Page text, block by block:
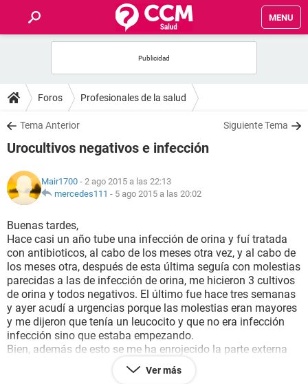
MENU
FOROS
SALUD
NUTRICIÓN
BIENESTAR
SEXUALIDAD
GLOSARIO
Foros Profesionales de la salud
Tema Anterior Siguiente Tema
Urocultivos negativos e infección
Mair1700 - 2 ago 2015 a las 22:13
mercedes111 - 5 ago 2015 a las 20:02
Buenas tardes,
Hace casi un año tube una infección de orina y fuí tratada
con antibioticos, al cabo de los meses otra vez, y al cabo de
los meses otra, después de esta última seguía con molestias
parecidas a las de infección de orina, me hicieron 3 cultivos
de orina y todos negativos. El último fue hace tres semanas
y ayer acudí a urgencias porque las molestias eran mayores
y me dijeron que tenía un leucocito y que no era infección
infección sino que estaba empezando.
Bien, además de esto se me ha enrojecido la parte externa
de la vagina y me pica y stoy a la espera del resultado del
cultivo de flujo que me hizo la ginecologa.
Ver más